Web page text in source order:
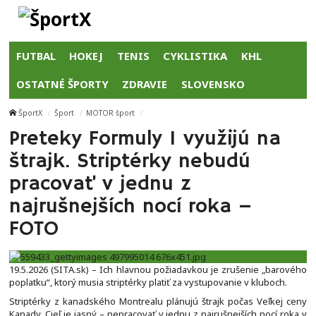
FUTBAL HOKEJ TENIS CYKLISTIKA KHL
OSTATNÉ ŠPORTY ZDRAVIE SLOVENSKO
ŠportX Šport MOTOR šport
Preteky Formuly 1 využijú na
štrajk. Striptérky nebudú
pracovať v jednu z
najrušnejších nocí roka –
FOTO
19.5.2026 (SITA.sk) – Ich hlavnou požiadavkou je zrušenie „barového
poplatku“, ktorý musia striptérky platiť za vystupovanie v kluboch.
Striptérky z kanadského Montrealu plánujú štrajk počas Veľkej ceny